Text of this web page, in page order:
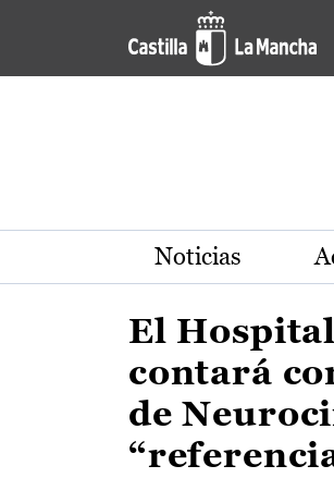
Pasar al contenido principal
Actualidad de la
Noticias
El
contará
de